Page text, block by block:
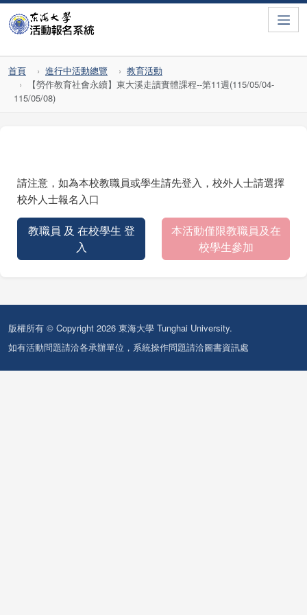
首頁 進行中活動總覽
教育活動
【勞作教育社會永續】東大溪走讀實體課程--第11週(115/05/04-
115/05/08)
請注意，如為本校教職員或學生請先登入，校外人士請選擇
校外人士報名入口
教職員 及 在校學生 登
入
本活動僅限教職員及在
校學生參加
版權所有 © Copyright 2026 東海大學 Tunghai University.
如有活動問題請洽各承辦單位，系統操作問題請洽圖書資訊處